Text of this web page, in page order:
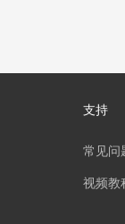
支持
常见问
视频教